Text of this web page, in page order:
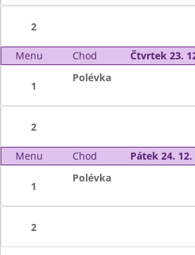
2
Menu Chod Čtvrtek 23.
1
Polévka
2
Menu Chod Pátek 24. 12.
1
Polévka
2